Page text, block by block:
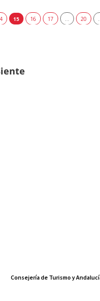
15 16 17 20
Consejería de Turismo y